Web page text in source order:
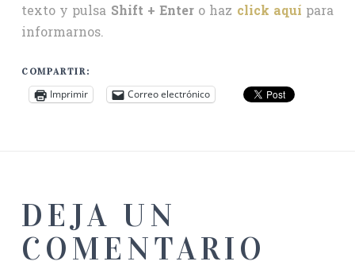
texto y pulsa Shift + Enter o haz click aquí para
informarnos.
COMPARTIR:
Imprimir Correo electrónico
DEJA UN
COMENTARIO